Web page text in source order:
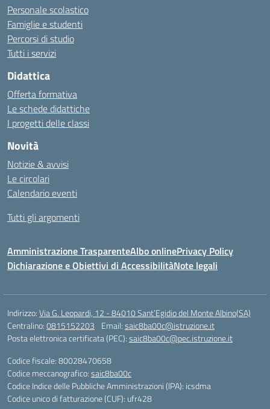
Personale scolastico
Famiglie e studenti
Percorsi di studio
Tutti i servizi
Didattica
Offerta formativa
Le schede didattiche
I progetti delle classi
Novità
Notizie & avvisi
Le circolari
Calendario eventi
Tutti gli argomenti
Amministrazione TrasparenteAlbo onlinePrivacy Policy
Dichiarazione e Obiettivi di AccessibilitàNote legali
Indirizzo:Via G. Leopardi, 12 - 84010 Sant’Egidio del Monte Albino(SA)
Centralino:0815152203 Email:saic8ba00c@istruzione.it
Posta elettronica certificata (PEC):saic8ba00c@pec.istruzione.it
Codice fiscale: 80028470658
Codice meccanografico:saic8ba00c
Codice Indice delle Pubbliche Amministrazioni (IPA): icsdma
Codice unico di fatturazione (CUF): ufr428